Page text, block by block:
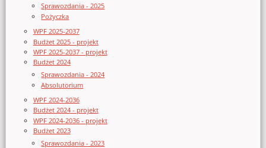
Sprawozdania - 2025
Pożyczka
WPF 2025-2037
Budżet 2025 - projekt
WPF 2025-2037 - projekt
Budżet 2024
Sprawozdania - 2024
Absolutorium
WPF 2024-2036
Budżet 2024 - projekt
WPF 2024-2036 - projekt
Budżet 2023
Sprawozdania - 2023